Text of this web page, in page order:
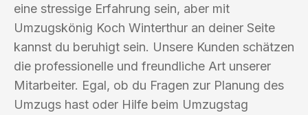
eine stressige Erfahrung sein, aber mit
Umzugskönig Koch Winterthur an deiner Seite
kannst du beruhigt sein. Unsere Kunden schätzen
die professionelle und freundliche Art unserer
Mitarbeiter. Egal, ob du Fragen zur Planung des
Umzugs hast oder Hilfe beim Umzugstag